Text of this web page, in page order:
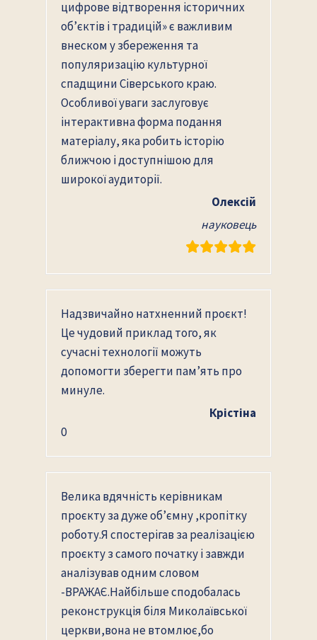
цифрове відтворення історичних
об’єктів і традицій» є важливим
внеском у збереження та
популяризацію культурної
спадщини Сіверського краю.
Особливої уваги заслуговує
інтерактивна форма подання
матеріалу, яка робить історію
ближчою і доступнішою для
широкої аудиторії.
Олексій
науковець
Надзвичайно натхненний проєкт!
Це чудовий приклад того, як
сучасні технології можуть
допомогти зберегти пам’ять про
минуле.
Крістіна
0
Велика вдячність керівникам
проєкту за дуже об’ємну ,кропітку
роботу.Я спостерігав за реалізацією
проєкту з самого початку і завжди
аналізував одним словом
-ВРАЖАЄ.Найбільше сподобалась
реконструкція біля Миколаївської
церкви,вона не втомлює,бо